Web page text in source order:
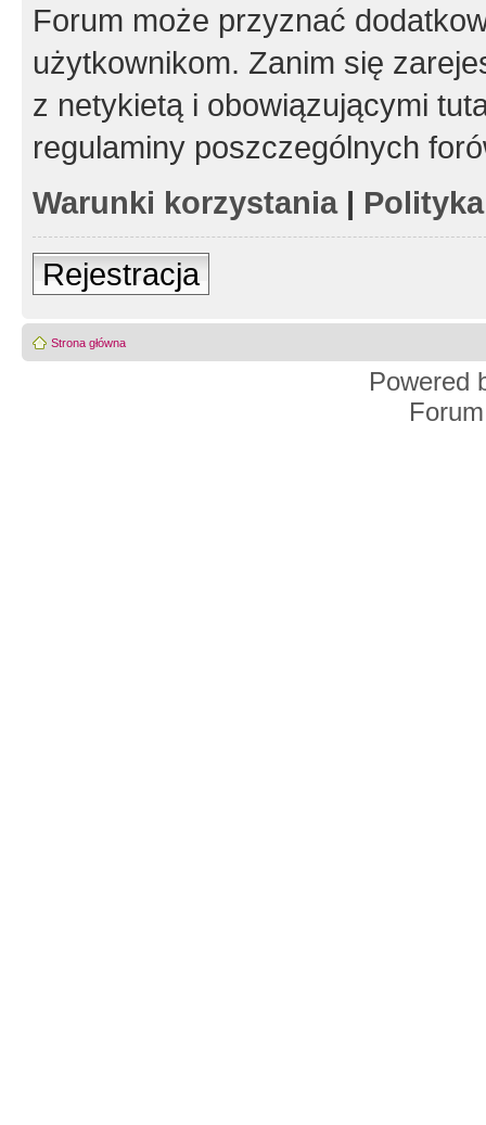
Forum może przyznać
użytkownikom. Zanim się
z netykietą i obowiązującymi
regulaminy poszczególnych
Warunki korzystania|
Rejestracja
Strona główna
Powered